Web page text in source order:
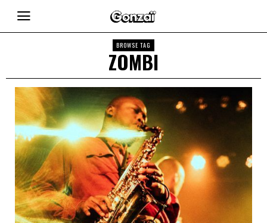
BROWSE TAG
ZOMBI